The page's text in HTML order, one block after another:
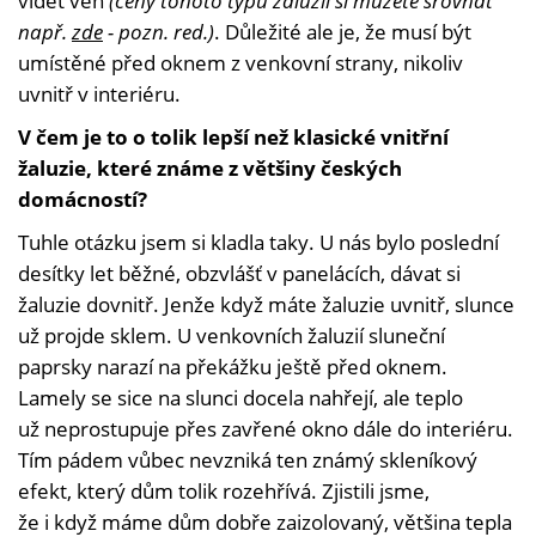
např.zde- pozn. red.). Důležité ale je, že musí být
umístěné před oknem z venkovní strany, nikoliv
uvnitř v interiéru.
V čem je to o tolik lepší než klasické vnitřní
žaluzie, které známe z většiny českých
domácností?
Tuhle otázku jsem si kladla taky. U nás bylo poslední
desítky let běžné, obzvlášť v panelácích, dávat si
žaluzie dovnitř. Jenže když máte žaluzie uvnitř, slunce
už projde sklem. U venkovních žaluzií sluneční
paprsky narazí na překážku ještě před oknem.
Lamely se sice na slunci docela nahřejí, ale teplo
už neprostupuje přes zavřené okno dále do interiéru.
Tím pádem vůbec nevzniká ten známý skleníkový
efekt, který dům tolik rozehřívá. Zjistili jsme,
že i když máme dům dobře zaizolovaný, většina tepla